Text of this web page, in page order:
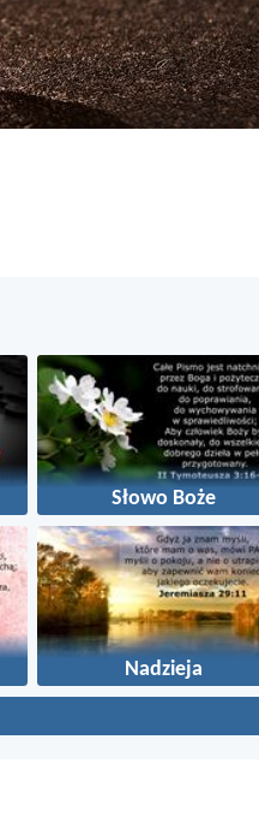
Słowo Boże
Nadzieja